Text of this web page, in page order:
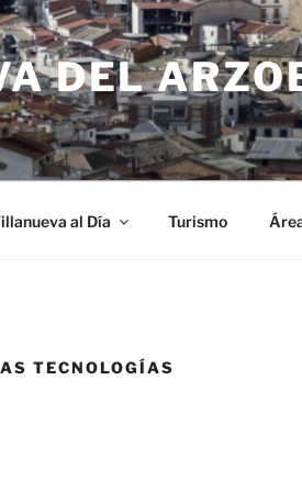
DEL
al Día Turismo
TECNOLOGÍAS